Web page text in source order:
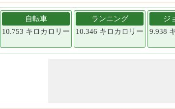
自転車
10.753 キロカロリー
ランニング
10.346 キロカロリー
ジ
9.938